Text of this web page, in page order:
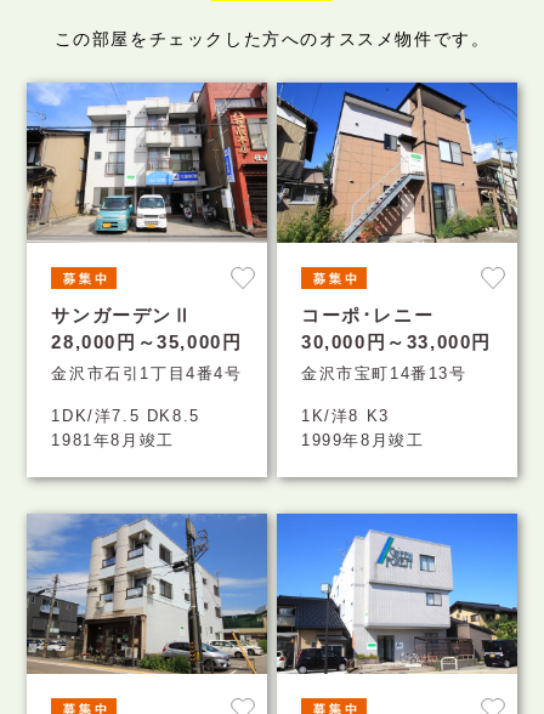
この部屋をチェックした方へのオススメ物件です。
サンガーデンⅡ
28,000円～35,000円
金沢市石引1丁目4番4号
1DK/洋7.5 DK8.5
1981年8月竣工
コーポ･レニー
30,000円～33,000円
金沢市宝町14番13号
1K/洋8 K3
1999年8月竣工